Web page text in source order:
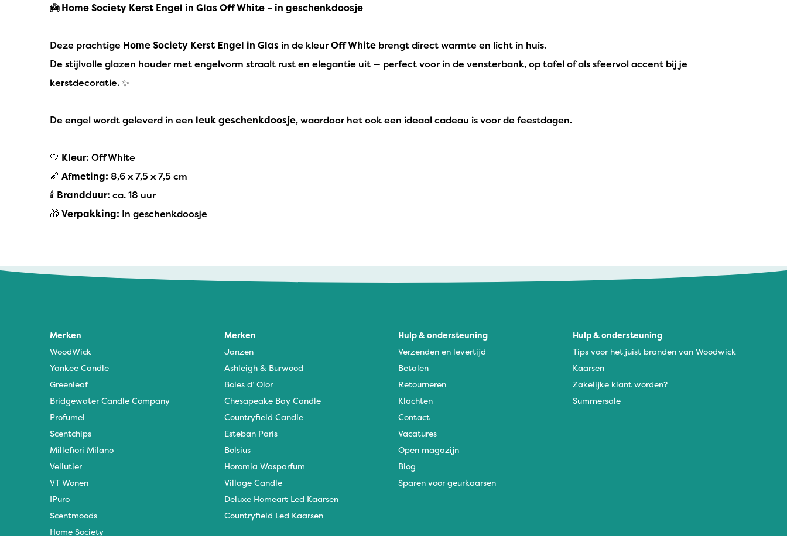
👼 Home Society Kerst Engel in Glas Off White – in geschenkdoosje
Deze prachtige Home Society Kerst Engel in Glas in de kleurOff White brengt direct warmte en licht in huis.
De stijlvolle glazen houder met engelvorm straalt rust en elegantie uit — perfect voor in de vensterbank, op tafel of als sfeervol accent bij je
kerstdecoratie. ✨
De engel wordt geleverd in een leuk geschenkdoosje, waardoor het ook een ideaal cadeau is voor de feestdagen.
🤍 Kleur: Off White
📏 Afmeting: 8,6 x 7,5 x 7,5 cm
🕯️ Brandduur: ca. 18 uur
🎁 Verpakking: In geschenkdoosje
Merken
WoodWick
Yankee Candle
Greenleaf
Bridgewater Candle Company
Profumel
Scentchips
Millefiori Milano
Vellutier
VT Wonen
IPuro
Scentmoods
Home Society
Merken
Janzen
Ashleigh & Burwood
Boles d’ Olor
Chesapeake Bay Candle
Countryfield Candle
Esteban Paris
Bolsius
Horomia Wasparfum
Village Candle
Deluxe Homeart Led Kaarsen
Countryfield Led Kaarsen
Hulp & ondersteuning
Verzenden en levertijd
Betalen
Retourneren
Klachten
Contact
Vacatures
Open magazijn
Blog
Sparen voor geurkaarsen
Hulp & ondersteuning
Tips voor het juist branden van Woodwick
Kaarsen
Zakelijke klant worden?
Summersale